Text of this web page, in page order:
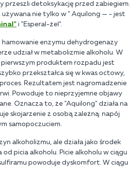
przeszli detoksykację przed zabiegiem.
używana nie tylko w " Aquilong — - jest
i "Esperal-żel".
hamowanie enzymu dehydrogenazy
udział w metabolizmie alkoholu. W
produktem rozpadu jest
przekształca się w kwas octowy,
Rezultatem jest nagromadzenie
Powoduje to nieprzyjemne objawy
Oznacza to, że "Aquilong" działa na
skojarzenie z osobą zależną: napój
samopoczuciem.
alkoholizmu, ale działa jako środek
picia alkoholu. Picie alkoholu w ciągu
powoduje dyskomfort. W ciągu